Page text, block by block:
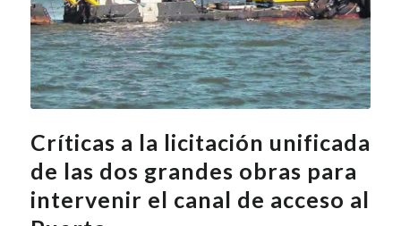
Críticas a la licitación unificada
de las dos grandes obras para
intervenir el canal de acceso al